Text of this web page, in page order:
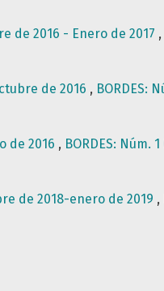
de 2016 - Enero de 2017 ,
de 2016 , BORDES:
de 2016 , BORDES: Núm.
de 2018-enero de 2019 ,